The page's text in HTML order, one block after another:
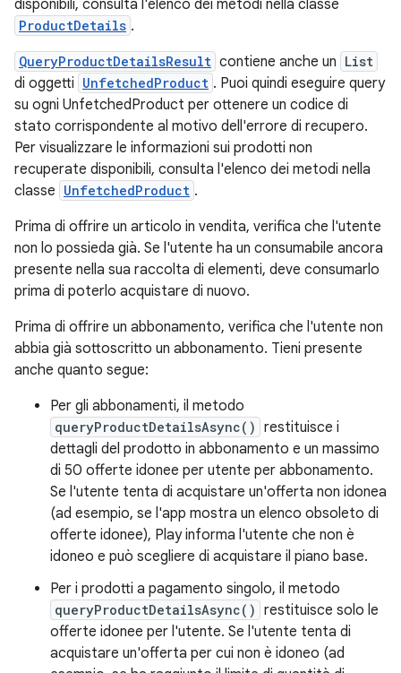
disponibili, consulta l'elenco dei metodi nella classe
ProductDetails .
QueryProductDetailsResult contiene anche un List
di oggetti UnfetchedProduct . Puoi quindi eseguire query
su ogni UnfetchedProduct per ottenere un codice di
stato corrispondente al motivo dell'errore di recupero.
Per visualizzare le informazioni sui prodotti non
recuperate disponibili, consulta l'elenco dei metodi nella
classe UnfetchedProduct .
Prima di offrire un articolo in vendita, verifica che l'utente
non lo possieda già. Se l'utente ha un consumabile ancora
presente nella sua raccolta di elementi, deve consumarlo
prima di poterlo acquistare di nuovo.
Prima di offrire un abbonamento, verifica che l'utente non
abbia già sottoscritto un abbonamento. Tieni presente
anche quanto segue:
Per gli abbonamenti, il metodo
queryProductDetailsAsync() restituisce i
dettagli del prodotto in abbonamento e un massimo
di 50 offerte idonee per utente per abbonamento.
Se l'utente tenta di acquistare un'offerta non idonea
(ad esempio, se l'app mostra un elenco obsoleto di
offerte idonee), Play informa l'utente che non è
idoneo e può scegliere di acquistare il piano base.
Per i prodotti a pagamento singolo, il metodo
queryProductDetailsAsync() restituisce solo le
offerte idonee per l'utente. Se l'utente tenta di
acquistare un'offerta per cui non è idoneo (ad